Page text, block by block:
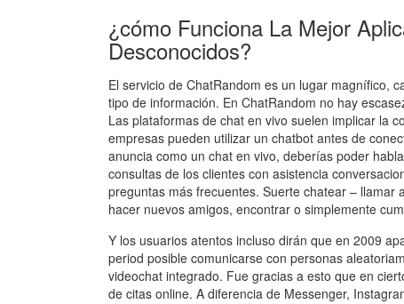
¿cómo Funciona La Mejor
Desconocidos?
El servicio de ChatRandom es un lugar magnífico,
tipo de información. En ChatRandom no hay
Las plataformas de chat en vivo suelen implicar la
empresas pueden utilizar un chatbot antes de
anuncia como un chat en vivo, deberías poder
consultas de los clientes con asistencia
preguntas más frecuentes. Suerte chatear –
hacer nuevos amigos, encontrar o simplemente
Y los usuarios atentos incluso dirán que en 2009
period posible comunicarse con personas
videochat integrado. Fue gracias a esto que en
de citas online. A diferencia de Messenger,